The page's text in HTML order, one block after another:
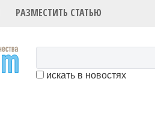
РАЗМЕСТИТЬ СТАТЬЮ
искать в новостях